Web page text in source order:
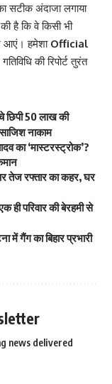
सटीक अंदाजा लगाया
है कि वे किसी भी
आएं। हमेशा Official
की रिपोर्ट तुरंत
छिपी 50 लाख की
नाकाम
का ‘मास्टरस्ट्रोक’?
तेज रफ्तार का कहर, घर
परिवार की बेरहमी से
गैंग का बिहार प्रभारी
news delivered